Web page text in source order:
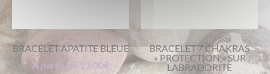
BRACELET APATITE BLEUE
A partir de 13,00€
BRACELET 7 CHAKRAS
« PROTECTION » SUR
LABRADORITE